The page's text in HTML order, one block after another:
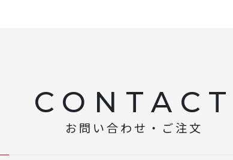
CONTACT
お問い合わせ・ご注文